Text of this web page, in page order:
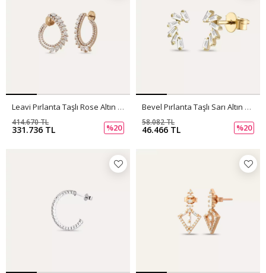
Leavi Pırlanta Taşlı Rose Altın Küpe
331.736 TL
414.670 TL
%20
Bevel Pırlanta Taşlı Sarı Altın Küpe
46.466 TL
58.082 TL
%20